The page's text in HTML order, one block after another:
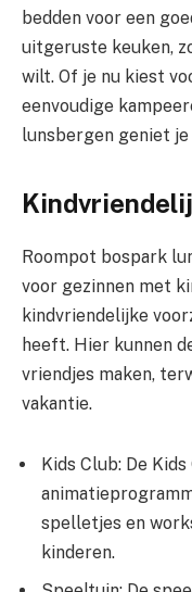
bedden voor een
uitgeruste keuken,
wilt. Of je nu kiest
eenvoudige
lunsbergen geniet
Roompot bospark
voor gezinnen met
kindvriendelijke
heeft. Hier kunnen
vriendjes maken,
vakantie.
Kids Club: De
spelletjes en
kinderen.